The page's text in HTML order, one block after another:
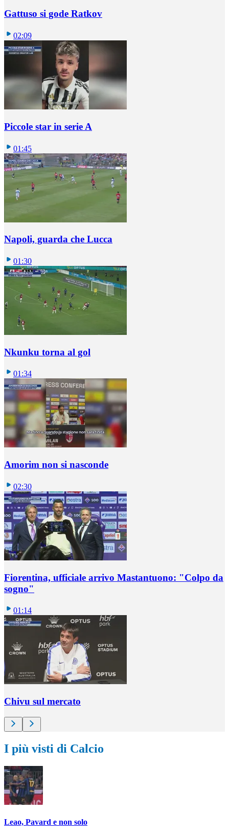
Gattuso si gode Ratkov
02:09
Piccole star in serie A
01:45
Napoli, guarda che Lucca
01:30
Nkunku torna al gol
01:34
Amorim non si nasconde
02:30
Fiorentina, ufficiale arrivo Mastantuono: "Colpo da
sogno"
01:14
Chivu sul mercato
I più visti di Calcio
Leao, Pavard e non solo